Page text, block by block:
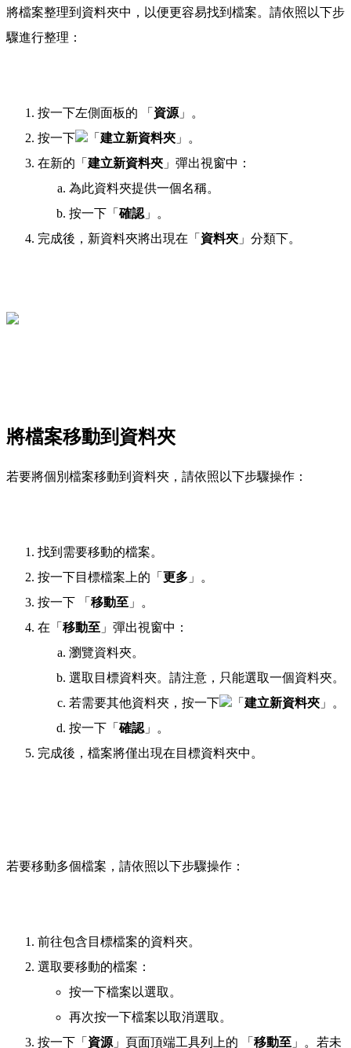
將檔案整理到資料夾中，以便更容易找到檔案。請依照以下步
驟進行整理：
按一下左側面板的 「 資源 」。
按一下
「 建立新資料夾 」。
在新的「 建立新資料夾 」彈出視窗中：
為此資料夾提供一個名稱。
按一下「 確認 」。
完成後，新資料夾將出現在「 資料夾 」分類下。
將檔案移動到資料夾
若要將個別檔案移動到資料夾，請依照以下步驟操作：
找到需要移動的檔案。
按一下目標檔案上的 「 更多 」。
按一下
「 移動至 」。
在「 移動至 」彈出視窗中：
瀏覽資料夾。
選取目標資料夾。請注意，只能選取一個資料夾。
若需要其他資料夾，按一下
「 建立新資料夾 」。
按一下「 確認」。
完成後，檔案將僅出現在目標資料夾中。
若要移動多個檔案，請依照以下步驟操作：
前往包含目標檔案的資料夾。
選取要移動的檔案：
按一下檔案以選取。
再次按一下檔案以取消選取。
按一下「 資源」頁面頂端工具列上的 「 移動至 」。若未